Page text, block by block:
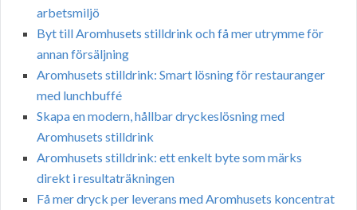
arbetsmiljö
Byt till Aromhusets stilldrink och få mer utrymme för
annan försäljning
Aromhusets stilldrink: Smart lösning för restauranger
med lunchbuffé
Skapa en modern, hållbar dryckeslösning med
Aromhusets stilldrink
Aromhusets stilldrink: ett enkelt byte som märks
direkt i resultaträkningen
Få mer dryck per leverans med Aromhusets koncentrat